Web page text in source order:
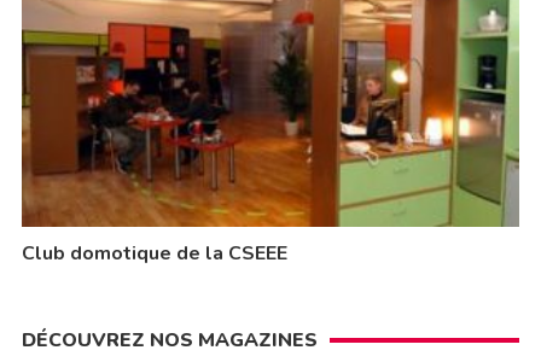
Club domotique de la CSEEE
DÉCOUVREZ NOS MAGAZINES